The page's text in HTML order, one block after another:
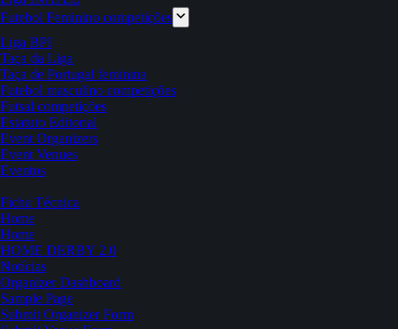
Futebol Feminino competições
Liga BPI
Taça da Liga
Taça de Portugal feminina
Futebol masculino competições
Futsal competições
Estatuto Editorial
Event Organizers
Event Venues
Eventos
Ficha Técnica
Home
Home
HOME DERBY 2.0
Notícias
Organizer Dashboard
Sample Page
Submit Organizer Form